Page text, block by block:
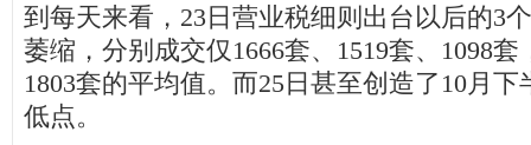
到每天来看，23日营业税细则出台以后的3
萎缩，分别成交仅1666套、1519套、1098
1803套的平均值。而25日甚至创造了10月
低点。